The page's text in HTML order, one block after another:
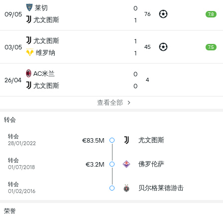
09/05
莱切
尤文图斯
0
1
76 7.8
03/05
尤文图斯
维罗纳
1
1
45 7.5
26/04
AC米兰
尤文图斯
0
0
4
查看全部
转会
转会
28/01/2022
€83.5M 尤文图斯
转会
01/07/2018
€3.2M 佛罗伦萨
转会
01/02/2016
贝尔格莱德游击
荣誉